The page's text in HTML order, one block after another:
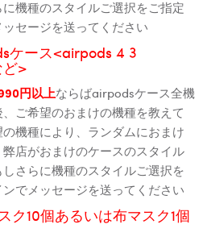
機種のスタイルご選択をご指定
セージを送ってください
ケース<airpods 4 3
>
円以上ならばairpodsケース全機
ご希望のおまけの機種を教えて
機種により、ランダムにおまけ
店がおまけのケースのスタイル
さらに機種のスタイルご選択を
でメッセージを送ってください
10個あるいは布マスク1個